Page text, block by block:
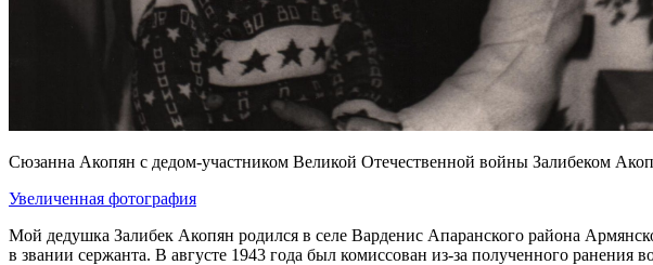
Сюзанна Акопян с дедом-участником Великой Отечественной войны Залибеком
Увеличенная фотография
Мой дедушка Залибек Акопян родился в селе Варденис Апаранского района
в звании сержанта. В августе 1943 года был комиссован из-за полученного ранения